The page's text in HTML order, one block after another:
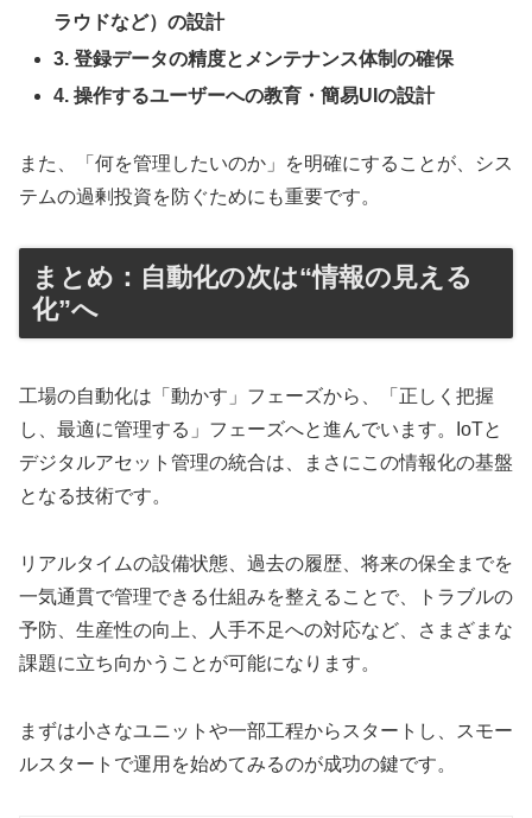
ラウドなど）の設計
3. 登録データの精度とメンテナンス体制の確保
4. 操作するユーザーへの教育・簡易UIの設計
また、「何を管理したいのか」を明確にすることが、シス
テムの過剰投資を防ぐためにも重要です。
まとめ：自動化の次は“情報の見える
化”へ
工場の自動化は「動かす」フェーズから、「正しく把握
し、最適に管理する」フェーズへと進んでいます。IoTと
デジタルアセット管理の統合は、まさにこの情報化の基盤
となる技術です。
リアルタイムの設備状態、過去の履歴、将来の保全までを
一気通貫で管理できる仕組みを整えることで、トラブルの
予防、生産性の向上、人手不足への対応など、さまざまな
課題に立ち向かうことが可能になります。
まずは小さなユニットや一部工程からスタートし、スモー
ルスタートで運用を始めてみるのが成功の鍵です。